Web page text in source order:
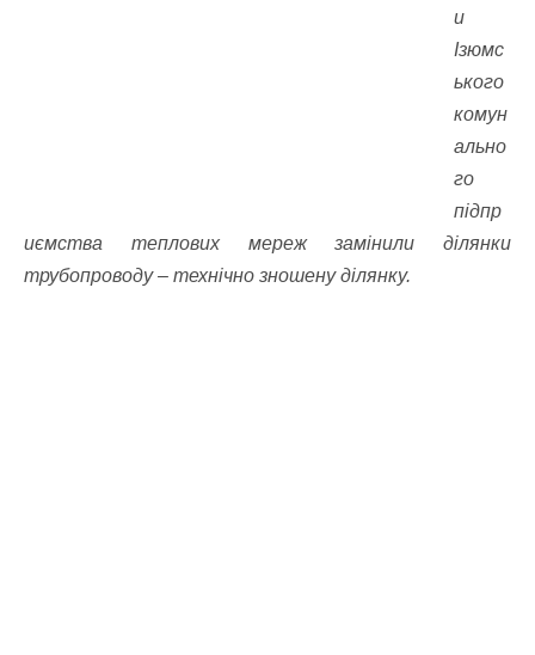
и
Ізюмс
ького
комун
ально
го
підпр
иємства теплових мереж замінили ділянки
трубопроводу – технічно зношену ділянку.